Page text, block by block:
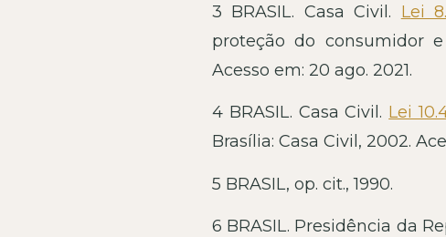
3 BRASIL. Casa Civil. Lei
proteção do consumidor e
Acesso em: 20 ago. 2021.
4 BRASIL. Casa Civil. Lei
Brasília: Casa Civil, 2002.
5 BRASIL, op. cit., 1990.
6 BRASIL. Presidência da